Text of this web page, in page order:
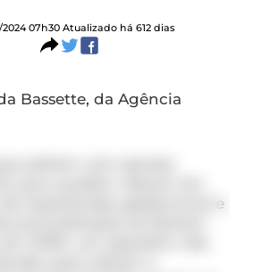
2024 07h30 Atualizado há 612 dias
Bassette, da Agência
sofrem com apneia
sono podem reduzir em
hipertensão gestacional e
pré-eclâmpsia se fizerem
CPAP, um aparelho não
para reduzir a